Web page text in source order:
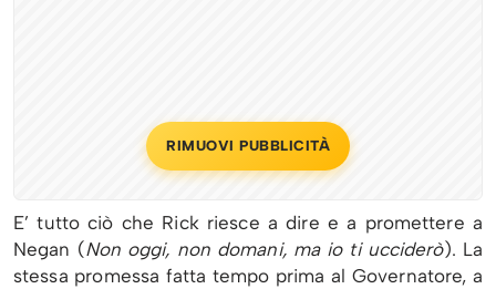
RIMUOVI PUBBLICITÀ
E’ tutto ciò che Rick riesce a dire e a promettere a
Negan (Non oggi, non domani, ma io ti ucciderò). La
stessa promessa fatta tempo prima al Governatore, a